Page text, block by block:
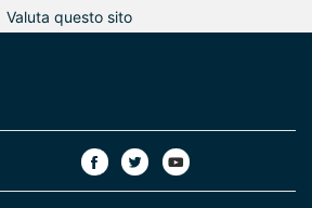
Valuta questo sito